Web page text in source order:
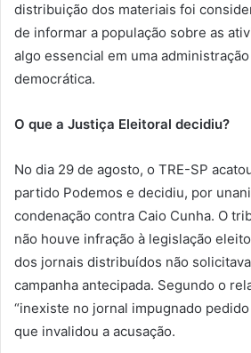
distribuição dos materiais foi
de informar a população sobre as
algo essencial em uma
democrática.
O que a Justiça Eleitoral decidiu?
No dia 29 de agosto, o TRE-SP
partido Podemos e decidiu, por
condenação contra Caio Cunha. O
não houve infração à legislação
dos jornais distribuídos não
campanha antecipada. Segundo o
“inexiste no jornal impugnado
que invalidou a acusação.